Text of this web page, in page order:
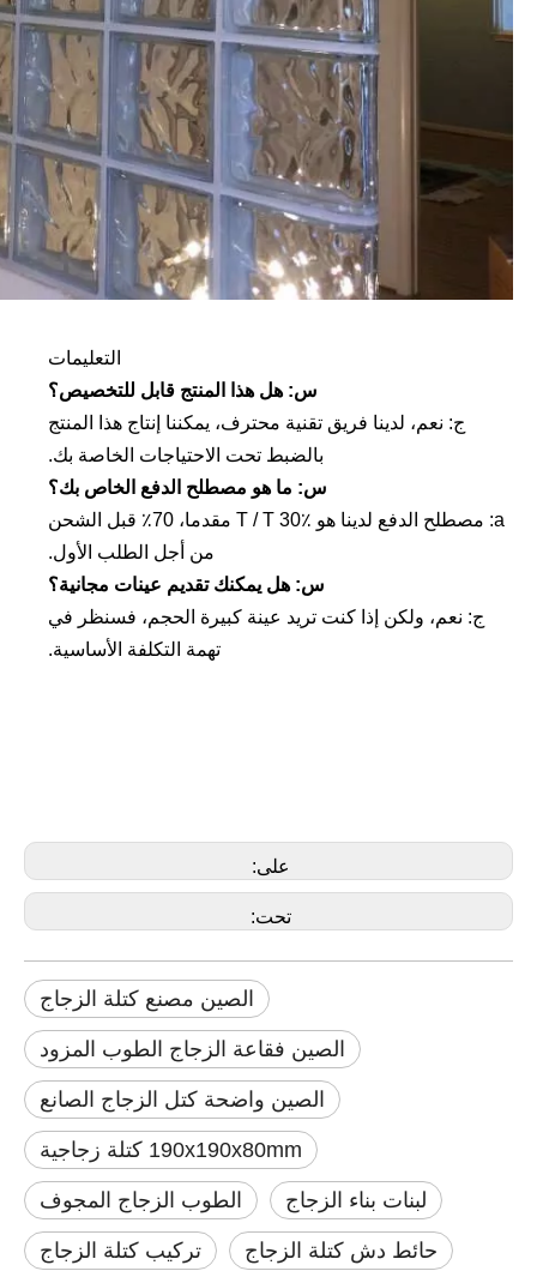
التعليمات
س: هل هذا المنتج قابل للتخصيص؟
ج: نعم، لدينا فريق تقنية محترف، يمكننا إنتاج هذا المنتج
بالضبط تحت الاحتياجات الخاصة بك.
س: ما هو مصطلح الدفع الخاص بك؟
a: مصطلح الدفع لدينا هو T / T 30٪ مقدما، 70٪ قبل الشحن
من أجل الطلب الأول.
س: هل يمكنك تقديم عينات مجانية؟
ج: نعم، ولكن إذا كنت تريد عينة كبيرة الحجم، فسنظر في
تهمة التكلفة الأساسية.
على:
تحت:
الصين مصنع كتلة الزجاج
الصين فقاعة الزجاج الطوب المزود
الصين واضحة كتل الزجاج الصانع
190x190x80mm كتلة زجاجية
الطوب الزجاج المجوف لبنات بناء الزجاج
تركيب كتلة الزجاج حائط دش كتلة الزجاج